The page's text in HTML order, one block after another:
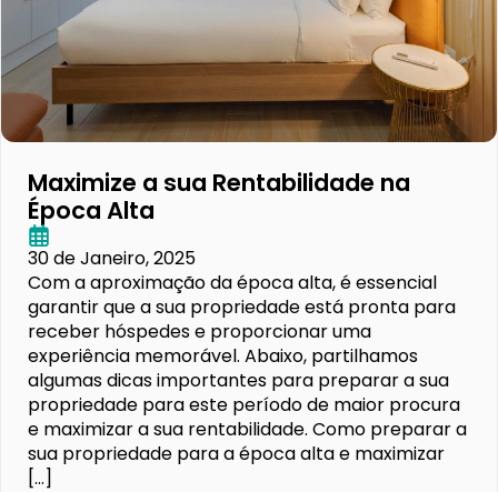
Maximize a sua Rentabilidade na
Época Alta
30 de Janeiro, 2025
Com a aproximação da época alta, é essencial
garantir que a sua propriedade está pronta para
receber hóspedes e proporcionar uma
experiência memorável. Abaixo, partilhamos
algumas dicas importantes para preparar a sua
propriedade para este período de maior procura
e maximizar a sua rentabilidade. Como preparar a
sua propriedade para a época alta e maximizar
[…]